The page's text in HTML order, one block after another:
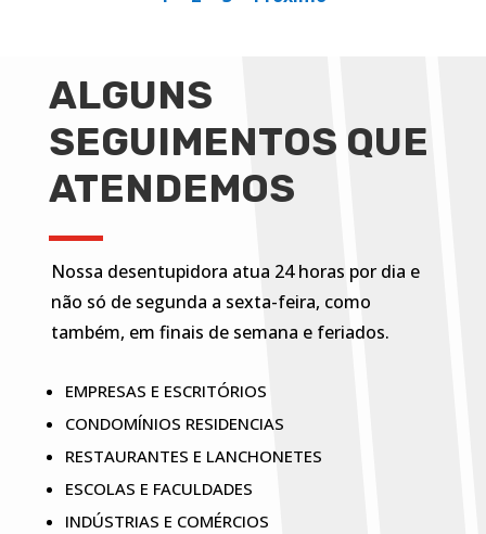
ALGUNS
SEGUIMENTOS QUE
ATENDEMOS
Nossa desentupidora atua 24 horas por dia e
não só de segunda a sexta-feira, como
também, em finais de semana e feriados.
EMPRESAS E ESCRITÓRIOS
CONDOMÍNIOS RESIDENCIAS
RESTAURANTES E LANCHONETES
ESCOLAS E FACULDADES
INDÚSTRIAS E COMÉRCIOS